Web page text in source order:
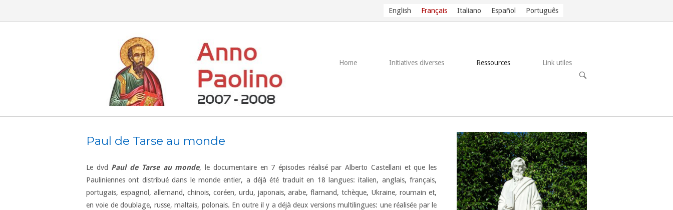
English Français Italiano Español Português
Home Initiatives diverses Ressources Link utiles
OPEN
SEARCH
Paul de Tarse au monde
Le dvd Paul de Tarse au monde, le documentaire en 7 épisodes réalisé par Alberto Castellani et que les
Pauliniennes ont distribué dans le monde entier, a déjà été traduit en 18 langues: italien, anglais, français,
portugais, espagnol, allemand, chinois, coréen, urdu, japonais, arabe, flamand, tchèque, Ukraine, roumain et,
en voie de doublage, russe, maltais, polonais. En outre il y a déjà deux versions multilingues: une réalisée par le